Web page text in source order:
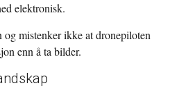
elektronisk.
og mistenker ikke at dronepiloten
enn å ta bilder.